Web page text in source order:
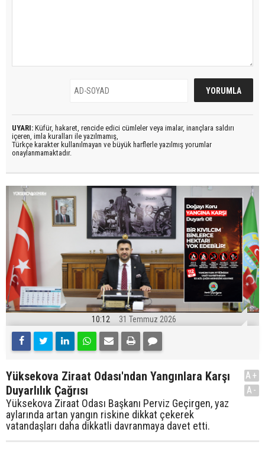
UYARI: Küfür, hakaret, rencide edici cümleler veya imalar, inançlara saldırı
içeren, imla kuralları ile yazılmamış,
Türkçe karakter kullanılmayan ve büyük harflerle yazılmış yorumlar
onaylanmamaktadır.
10:12 31 Temmuz 2026
Yüksekova Ziraat Odası'ndan Yangınlara Karşı
Duyarlılık Çağrısı
Yüksekova Ziraat Odası Başkanı Perviz Geçirgen, yaz
aylarında artan yangın riskine dikkat çekerek
vatandaşları daha dikkatli davranmaya davet etti.
A+
A-